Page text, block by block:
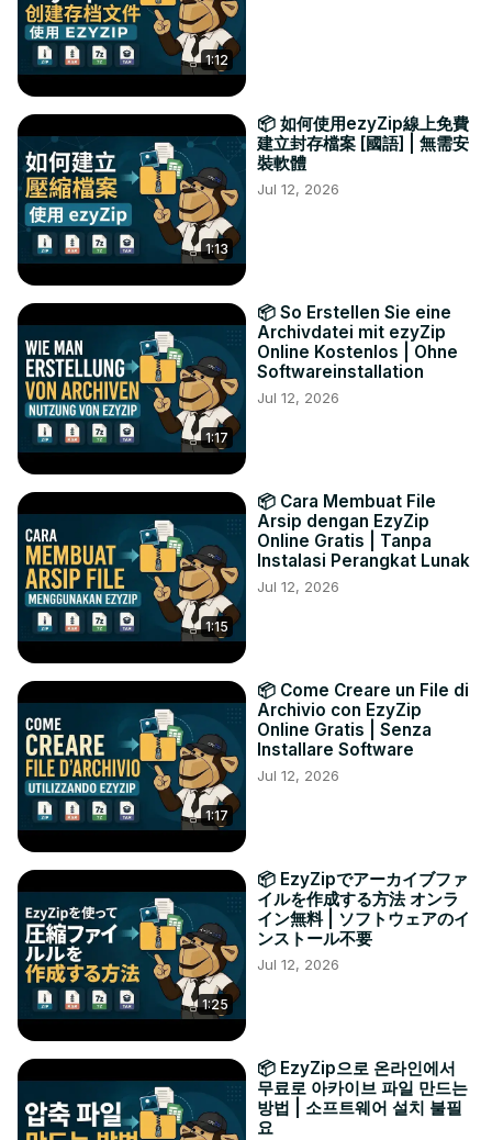
1:12
1:13
📦 如何使用ezyZip線上免費
建立封存檔案 [國語] | 無需安
裝軟體
Jul 12, 2026
1:17
📦 So Erstellen Sie eine
Archivdatei mit ezyZip
Online Kostenlos | Ohne
Softwareinstallation
Jul 12, 2026
1:15
📦 Cara Membuat File
Arsip dengan EzyZip
Online Gratis | Tanpa
Instalasi Perangkat Lunak
Jul 12, 2026
1:17
📦 Come Creare un File di
Archivio con EzyZip
Online Gratis | Senza
Installare Software
Jul 12, 2026
1:25
📦 EzyZipでアーカイブファ
イルを作成する方法 オンラ
イン無料 | ソフトウェアのイ
ンストール不要
Jul 12, 2026
📦 EzyZip으로 온라인에서
무료로 아카이브 파일 만드는
방법 | 소프트웨어 설치 불필
요